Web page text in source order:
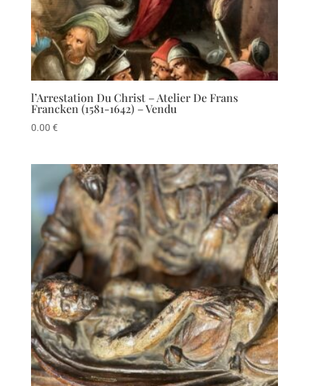
l’Arrestation Du Christ – Atelier De Frans
Francken (1581-1642) – Vendu
0.00 €